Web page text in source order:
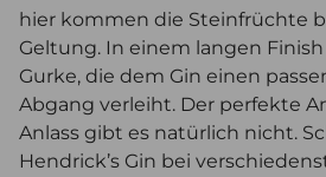
hier kommen die Steinfrüchte
Geltung. In einem langen
Gurke, die dem Gin einen
Abgang verleiht. Der perfekte
Anlass gibt es natürlich nicht.
Hendrick’s Gin bei